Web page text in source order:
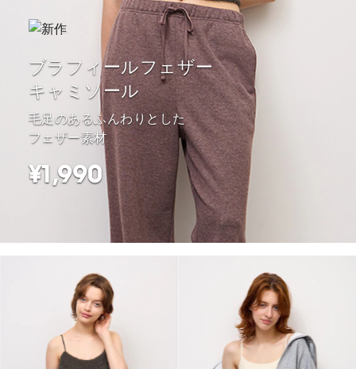
ブラフィールフェザー
キャミソール
毛足のあるふんわりとした
フェザー素材
¥1,990